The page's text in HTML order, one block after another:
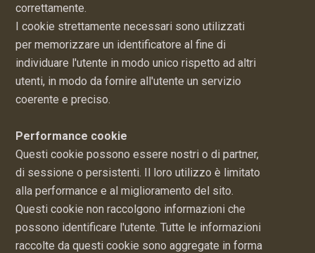
correttamente.
I cookie strettamente necessari sono utilizzati
per memorizzare un identificatore al fine di
individuare l'utente in modo unico rispetto ad altri
utenti, in modo da fornire all'utente un servizio
coerente e preciso.
Performance cookie
Questi cookie possono essere nostri o di partner,
di sessione o persistenti. Il loro utilizzo è limitato
alla performance e al miglioramento del sito.
Questi cookie non raccolgono informazioni che
possono identificare l'utente. Tutte le informazioni
raccolte da questi cookie sono aggregate in forma